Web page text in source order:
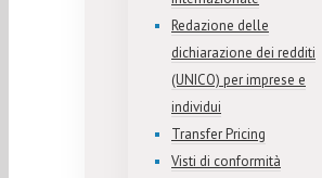
Redazione delle
dichiarazione dei redditi
(UNICO) per imprese e
individui
Transfer Pricing
Visti di conformità